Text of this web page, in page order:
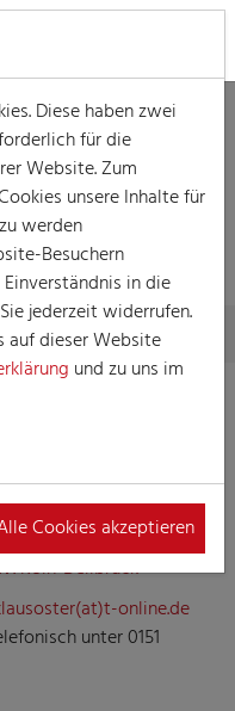
Veranstaltung
Damensitzung
West
Köln-Dellbrück
online.de
unter 0151
Diese haben zwei
für die
Website. Zum
unsere Inhalte für
werden
Besuchern
in die
jederzeit widerrufen.
auf dieser Website
und zu uns im
Cookies akzeptieren